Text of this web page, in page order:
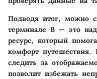
Подводя итог, можно
терминале B — это
ресурс, который
комфорт путешествия.
следить за
позволит избежать